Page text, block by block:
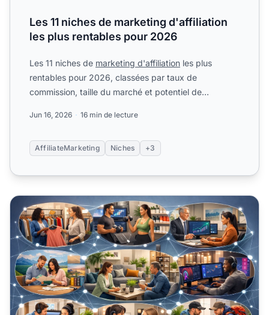
Les 11 niches de marketing d'affiliation
les plus rentables pour 2026
Les 11 niches de marketing d'affiliation les plus
rentables pour 2026, classées par taux de
commission, taille du marché et potentiel de
Jun 16, 2026 16 min de lecture
AffiliateMarketing Niches +3
Les niches affiliation les plus lucratives